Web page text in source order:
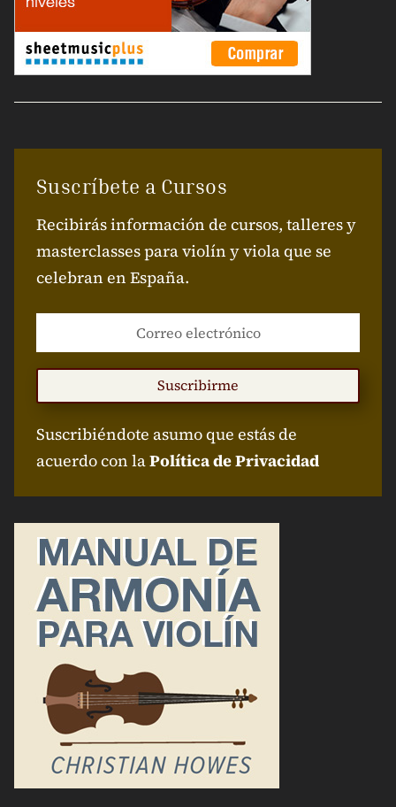
Suscríbete a Cursos
Recibirás información de cursos, talleres y
masterclasses para violín y viola que se
celebran en España.
Suscribirme
Suscribiéndote asumo que estás de
acuerdo con laPolítica de Privacidad